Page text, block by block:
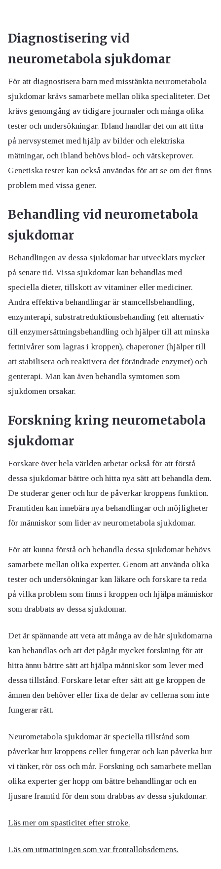
Diagnostisering vid
neurometabola sjukdomar
För att diagnostisera barn med misstänkta neurometabola
sjukdomar krävs samarbete mellan olika specialiteter. Det
krävs genomgång av tidigare journaler och många olika
tester och undersökningar. Ibland handlar det om att titta
på nervsystemet med hjälp av bilder och elektriska
mätningar, och ibland behövs blod- och vätskeprover.
Genetiska tester kan också användas för att se om det finns
problem med vissa gener.
Behandling vid neurometabola
sjukdomar
Behandlingen av dessa sjukdomar har utvecklats mycket
på senare tid. Vissa sjukdomar kan behandlas med
speciella dieter, tillskott av vitaminer eller mediciner.
Andra effektiva behandlingar är stamcellsbehandling,
enzymterapi, substratreduktionsbehanding (ett alternativ
till enzymersättningsbehandling och hjälper till att minska
fettnivårer som lagras i kroppen), chaperoner (hjälper till
att stabilisera och reaktivera det förändrade enzymet) och
genterapi. Man kan även behandla symtomen som
sjukdomen orsakar.
Forskning kring neurometabola
sjukdomar
Forskare över hela världen arbetar också för att förstå
dessa sjukdomar bättre och hitta nya sätt att behandla dem.
De studerar gener och hur de påverkar kroppens funktion.
Framtiden kan innebära nya behandlingar och möjligheter
för människor som lider av neurometabola sjukdomar.
För att kunna förstå och behandla dessa sjukdomar behövs
samarbete mellan olika experter. Genom att använda olika
tester och undersökningar kan läkare och forskare ta reda
på vilka problem som finns i kroppen och hjälpa människor
som drabbats av dessa sjukdomar.
Det är spännande att veta att många av de här sjukdomarna
kan behandlas och att det pågår mycket forskning för att
hitta ännu bättre sätt att hjälpa människor som lever med
dessa tillstånd. Forskare letar efter sätt att ge kroppen de
ämnen den behöver eller fixa de delar av cellerna som inte
fungerar rätt.
Neurometabola sjukdomar är speciella tillstånd som
påverkar hur kroppens celler fungerar och kan påverka hur
vi tänker, rör oss och mår. Forskning och samarbete mellan
olika experter ger hopp om bättre behandlingar och en
ljusare framtid för dem som drabbas av dessa sjukdomar.
Läs mer om spasticitet efter stroke.
Läs om utmattningen som var frontallobsdemens.